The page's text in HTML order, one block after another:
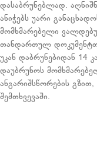
დასაბრუნებლად.
ანიჭებს უარი
მომხმარებელი
თანდართულ
უკან დაბრუნებიდან 14
დაუბრუნოს
ანგარიშსწორების გზით,
შემთხვევაში.